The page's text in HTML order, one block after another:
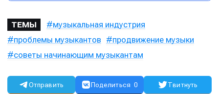
ТЕМЫ
музыкальная индустрия
проблемы музыкантов
продвижение музыки
советы начинающим музыкантам
Отправить Поделиться 0 Твитнуть